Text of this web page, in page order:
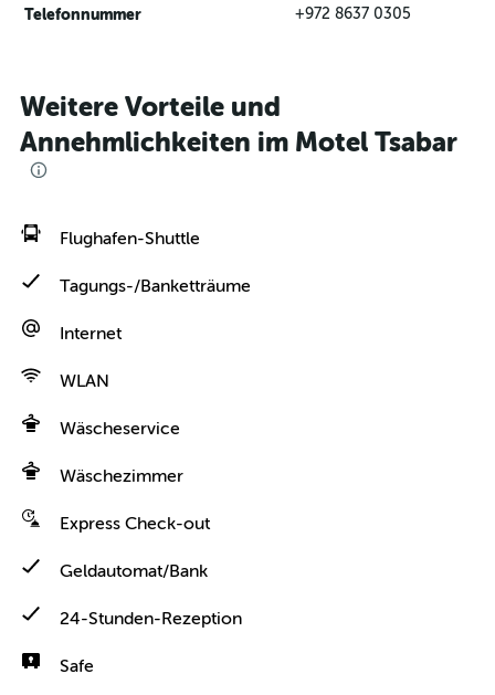
Telefonnummer +972 8637 0305
Weitere Vorteile und
Annehmlichkeiten im Motel Tsabar
Flughafen-Shuttle
Tagungs-/Banketträume
Internet
WLAN
Wäscheservice
Wäschezimmer
Express Check-out
Geldautomat/Bank
24-Stunden-Rezeption
Safe